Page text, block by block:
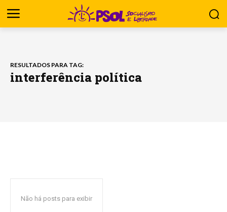
RESULTADOS PARA TAG:
interferência política
Não há posts para exibir